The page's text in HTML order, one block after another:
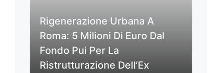
Rigenerazione Urbana A
Roma: 5 Milioni Di Euro Dal
Fondo Pui Per La
Ristrutturazione Dell’Ex